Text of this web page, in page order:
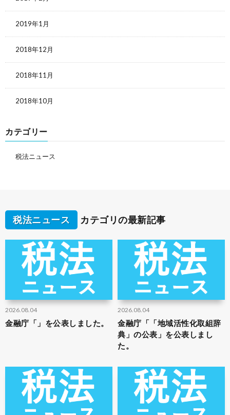
2019年1月
2018年12月
2018年11月
2018年10月
カテゴリー
税法ニュース
税法ニュース カテゴリの最新記事
2026.08.04
金融庁「」を公表しました。
2026.08.04
金融庁「「地域活性化取組辞
典」の公表」を公表しまし
た。